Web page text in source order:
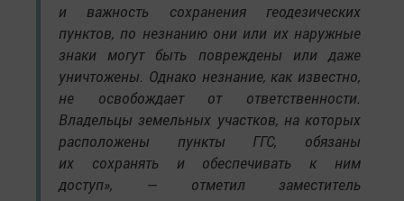
и важность сохранения геодезических
пунктов, по незнанию они или их наружные
знаки могут быть повреждены или даже
уничтожены. Однако незнание, как известно,
не освобождает от ответственности.
Владельцы земельных участков, на которых
расположены пункты ГГС, обязаны
их сохранять и обеспечивать к ним
доступ», — отметил заместитель